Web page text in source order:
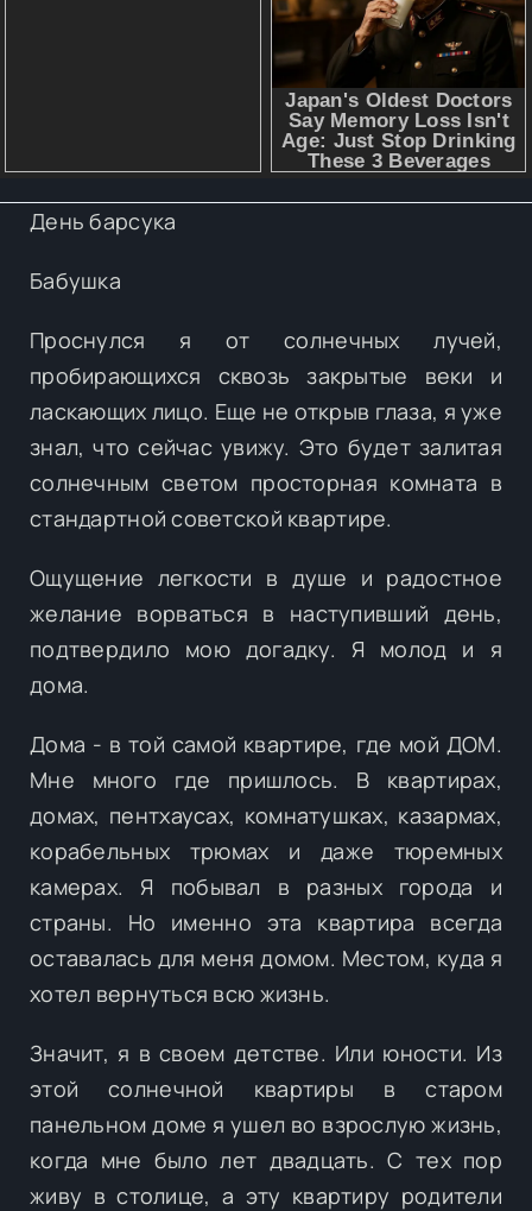
День барсука
Бабушка
Проснулся я от солнечных лучей,
пробирающихся сквозь закрытые веки и
ласкающих лицо. Еще не открыв глаза, я уже
знал, что сейчас увижу. Это будет залитая
солнечным светом просторная комната в
стандартной советской квартире.
Ощущение легкости в душе и радостное
желание ворваться в наступивший день,
подтвердило мою догадку. Я молод и я
дома.
Дома - в той самой квартире, где мой ДОМ.
Мне много где пришлось. В квартирах,
домах, пентхаусах, комнатушках, казармах,
корабельных трюмах и даже тюремных
камерах. Я побывал в разных города и
страны. Но именно эта квартира всегда
оставалась для меня домом. Местом, куда я
хотел вернуться всю жизнь.
Значит, я в своем детстве. Или юности. Из
этой солнечной квартиры в старом
панельном доме я ушел во взрослую жизнь,
когда мне было лет двадцать. С тех пор
живу в столице, а эту квартиру родители